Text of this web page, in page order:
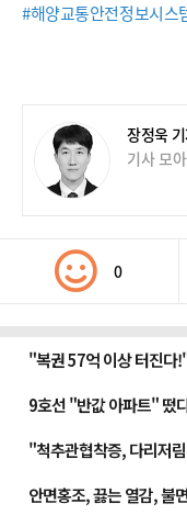
#해양교통안전정보시스
장정욱
기사 모
0